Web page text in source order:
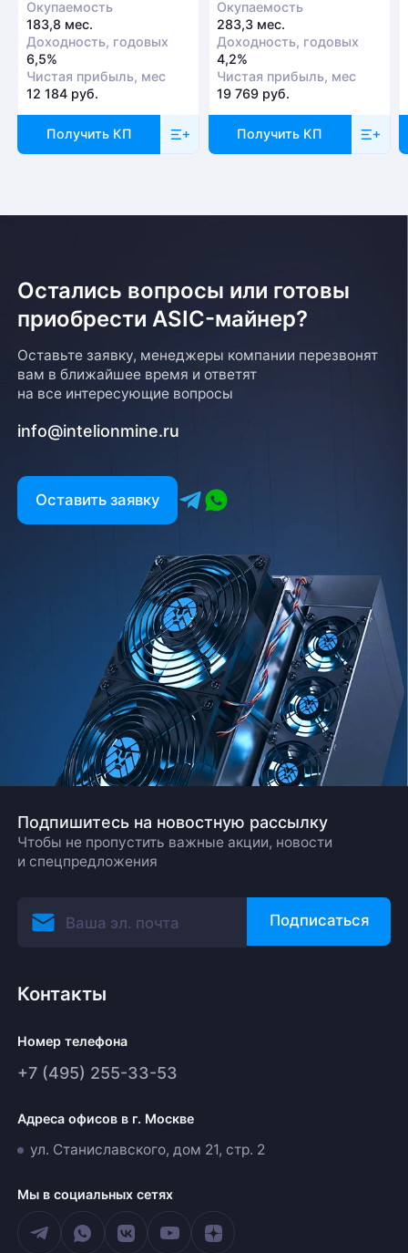
Окупаемость
183,8 мес.
Доходность, годовых
6,5%
Чистая прибыль, мес
12 184 руб.
Получить КП
Окупаемость
283,3 мес.
Доходность, годовых
4,2%
Чистая прибыль, мес
19 769 руб.
Получить КП
Остались вопросы или готовы
приобрести ASIC-майнер?
Оставьте заявку, менеджеры компании перезвонят
вам в ближайшее время и ответят
на все интересующие вопросы
info@intelionmine.ru
Оставить заявку
Подпишитесь на новостную рассылку
Чтобы не пропустить важные акции, новости
и спецпредложения
Подписаться
Контакты
Номер телефона
+7 (495) 255-33-53
Адреса офисов в г. Москве
ул. Станиславского, дом 21, стр. 2
Мы в социальных сетях